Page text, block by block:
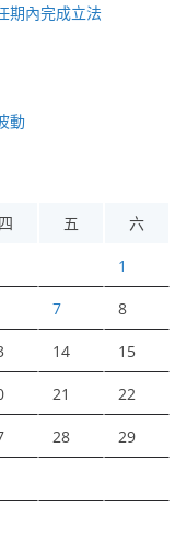
期內完成立法
動
四 五 六
1
7 8
14 15
21 22
28 29